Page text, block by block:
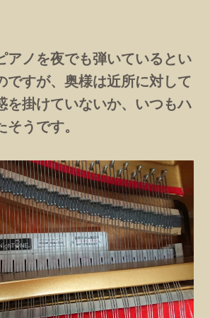
アノを夜でも弾いているとい
ですが、奥様は近所に対して
を掛けていないか、いつもハ
うです。